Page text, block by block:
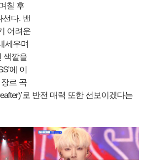
칠 후
선다. 밴
어려운
세우며
색깔을
에 이
르 곡
로 반전 매력 또한 선보이겠다는